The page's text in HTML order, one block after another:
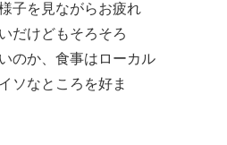
子を見ながらお疲れ
だけどもそろそろ
のか、食事はローカル
ソなところを好ま